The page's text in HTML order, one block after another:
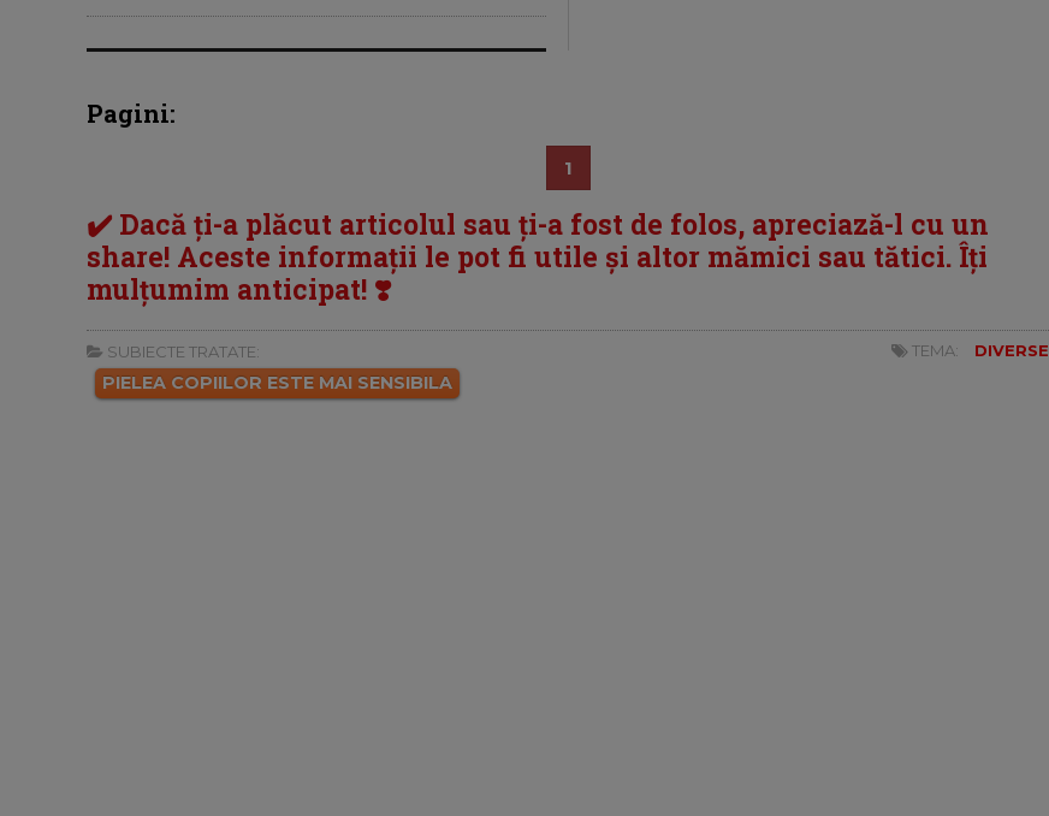
Pagini:
1
✔️ Dacă ți-a plăcut articolul sau ți-a fost de folos, apreciază-l cu un
share! Aceste informații le pot fi utile și altor mămici sau tătici. Îți
mulțumim anticipat! ❣️
SUBIECTE TRATATE:
PIELEA COPIILOR ESTE MAI SENSIBILA
TEMA: DIVERSE